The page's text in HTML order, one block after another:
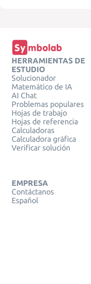
HERRAMIENTAS DE
ESTUDIO
Solucionador
Matemático de IA
AI Chat
Problemas populares
Hojas de trabajo
Hojas de referencia
Calculadoras
Calculadora gráfica
Verificar solución
EMPRESA
Contáctanos
Español